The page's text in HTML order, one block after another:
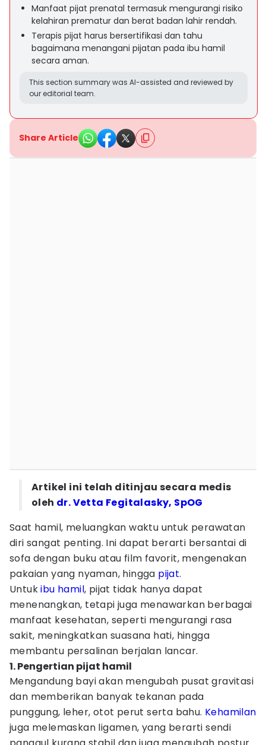
Manfaat pijat prenatal termasuk mengurangi risiko
kelahiran prematur dan berat badan lahir rendah.
Terapis pijat harus bersertifikasi dan tahu
bagaimana menangani pijatan pada ibu hamil
secara aman.
This section summary was AI-assisted and reviewed by
our editorial team.
Share Article
Artikel ini telah ditinjau secara medis
oleh dr. Vetta Fegitalasky, SpOG
Saat hamil, meluangkan waktu untuk perawatan
diri sangat penting. Ini dapat berarti bersantai di
sofa dengan buku atau film favorit, mengenakan
pakaian yang nyaman, hingga pijat.
Untukibu hamil, pijat tidak hanya dapat
menenangkan, tetapi juga menawarkan berbagai
manfaat kesehatan, seperti mengurangi rasa
sakit, meningkatkan suasana hati, hingga
membantu persalinan berjalan lancar.
1. Pengertian pijat hamil
Mengandung bayi akan mengubah pusat gravitasi
dan memberikan banyak tekanan pada
punggung, leher, otot perut serta bahu. Kehamilan
juga melemaskan ligamen, yang berarti sendi